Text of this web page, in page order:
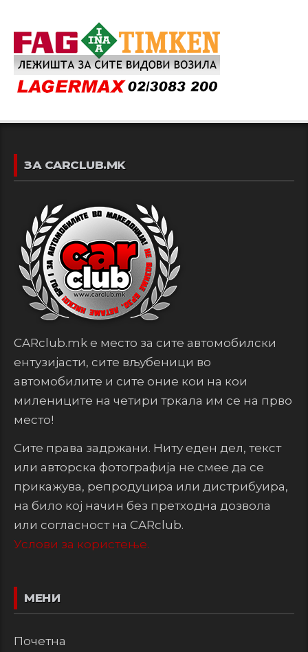
ЗА CARCLUB.MK
CARclub.mk е место за сите автомобилски
ентузијасти, сите вљубеници во
автомобилите и сите оние кои на кои
милениците на четири тркала им се на прво
место!
Сите права задржани. Ниту еден дел, текст
или авторска фотографија не смее да се
прикажува, репродуцира или дистрибуира,
на било кој начин без претходна дозвола
или согласност на CARclub.
Услови за користење.
МЕНИ
Почетна